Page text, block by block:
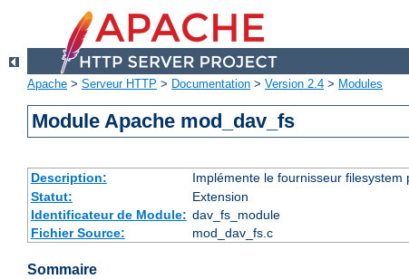
Apache > Serveur HTTP > Documentation > Version 2.4 > Modules
Module Apache mod_dav_fs
Description: Implémente le fournisseur filesystem
Statut:
Extension
Identificateur de Module: dav_fs_module
Fichier Source:
mod_dav_fs.c
Sommaire